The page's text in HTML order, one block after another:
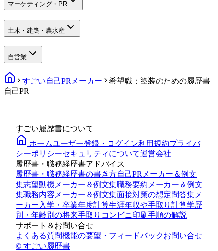
マーケティング・PR
土木・建築・農水産
自営業
すごい自己PRメーカー
希望職：塗装のための履歴書
自己PR
すごい履歴書について
ホームユーザー登録・ログイン利用規約プライバ
シーポリシーセキュリティについて運営会社
履歴書・職務経歴書アドバイス
履歴書・職務経歴書の書き方自己PRメーカー＆例文
集志望動機メーカー＆例文集職務要約メーカー＆例文
集職務内容メーカー＆例文集面接対策の想定問答集メ
ーカー入学・卒業年度計算生涯年収や手取り計算学歴
別・年齢別の将来手取り コンビニ印刷手順の解説
サポート＆お問い合せ
よくある質問機能の要望・フィードバックお問い合せ
© すごい履歴書